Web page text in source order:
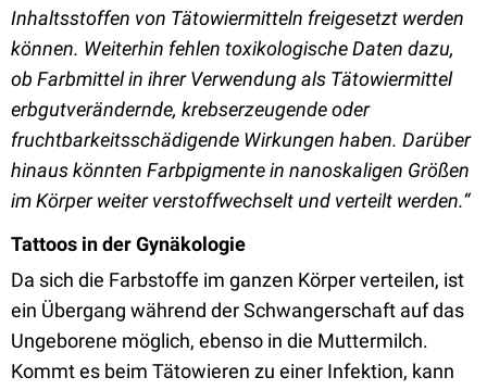
Inhaltsstoffen von Tätowiermitteln freigesetzt werden
können. Weiterhin fehlen toxikologische Daten dazu,
ob Farbmittel in ihrer Verwendung als Tätowiermittel
erbgutverändernde, krebserzeugende oder
fruchtbarkeitsschädigende Wirkungen haben. Darüber
hinaus könnten Farbpigmente in nanoskaligen Größen
im Körper weiter verstoffwechselt und verteilt werden.“
Tattoos in der Gynäkologie
Da sich die Farbstoffe im ganzen Körper verteilen, ist
ein Übergang während der Schwangerschaft auf das
Ungeborene möglich, ebenso in die Muttermilch.
Kommt es beim Tätowieren zu einer Infektion, kann